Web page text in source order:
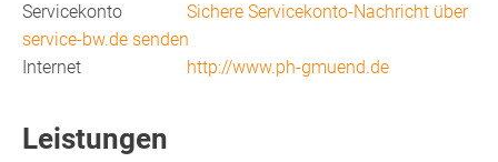
Servicekonto
Sichere Servicekonto-Nachricht über
service-bw.de senden
Internet
http://www.ph-gmuend.de
Leistungen